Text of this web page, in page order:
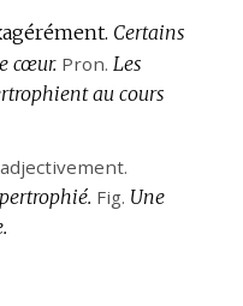
Certains
cœur. Pron. Les
au cours
adjectivement.
Fig. Une